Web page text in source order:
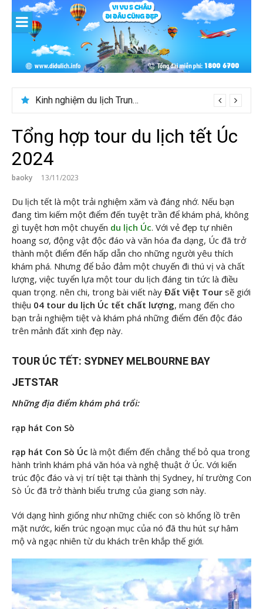
content
Du lịch Maldives – Lần đầu nên đi đâu, chơi gì?
Tổng hợp tour du lịch tết Úc
2024
baoky 13/11/2023
Du lịch tết là một trải nghiệm xăm và đáng nhớ. Nếu bạn
đang tìm kiếm một điểm đến tuyệt trần để khám phá, không
gì tuyệt hơn một chuyến du lịch Úc. Với vẻ đẹp tự nhiên
hoang sơ, động vật độc đáo và văn hóa đa dạng, Úc đã trở
thành một điểm đến hấp dẫn cho những người yêu thích
khám phá. Nhưng để bảo đảm một chuyến đi thú vị và chất
lượng, việc tuyển lựa một tour du lịch đáng tin tức là điều
quan trọng. nên chi, trong bài viết này Đất Việt Tour sẽ giới
thiệu 04 tour du lịch Úc tết chất lượng, mang đến cho
bạn trải nghiệm tiệt và khám phá những điểm đến độc đáo
trên mảnh đất xinh đẹp này.
TOUR ÚC TẾT: SYDNEY MELBOURNE BAY
JETSTAR
Những địa điểm khám phá trổi:
rạp hát Con Sò
rạp hát Con Sò Úc là một điểm đến chẳng thể bỏ qua trong
hành trình khám phá văn hóa và nghệ thuật ở Úc. Với kiến
trúc độc đáo và vị trí tiệt tại thành thị Sydney, hí trường Con
Sò Úc đã trở thành biểu trưng của giang sơn này.
Với dạng hình giống như những chiếc con sò khổng lồ trên
mặt nước, kiến trúc ngoạn mục của nó đã thu hút sự hâm
mộ và ngạc nhiên từ du khách trên khắp thế giới.